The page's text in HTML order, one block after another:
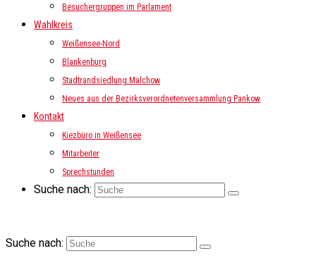
Besuchergruppen im Parlament
Wahlkreis
Weißensee-Nord
Blankenburg
Stadtrandsiedlung Malchow
Neues aus der Bezirksverordnetenversammlung Pankow
Kontakt
Kiezbüro in Weißensee
Mitarbeiter
Sprechstunden
Suche nach:
Suche nach: